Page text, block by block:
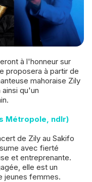
proposera à partir de
mahoraise Zily
qu'un
Métropole, ndlr)
de Zily au Sakifo
avec fierté
et entreprenante.
elle est un
jeunes femmes.